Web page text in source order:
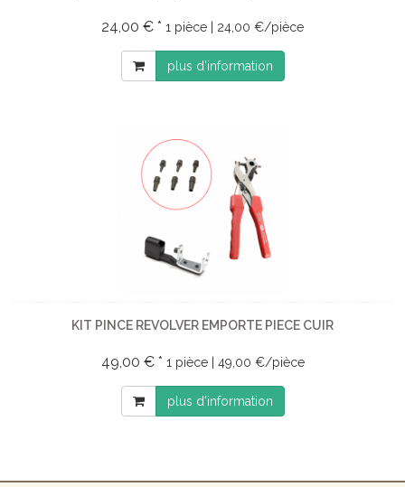
24,00 € * 1 pièce | 24,00 €/pièce
plus d'information
KIT PINCE REVOLVER EMPORTE PIECE CUIR
49,00 € * 1 pièce | 49,00 €/pièce
plus d'information